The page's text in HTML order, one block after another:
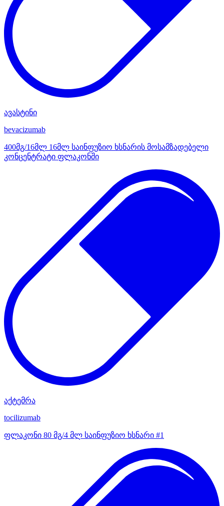
ავასტინი
bevacizumab
400მგ/16მლ 16მლ საინფუზიო ხსნარის მოსამზადებელი
კონცენტრატი ფლაკონში
აქტემრა
tocilizumab
ფლაკონი 80 მგ/4 მლ საინფუზიო ხსნარი #1